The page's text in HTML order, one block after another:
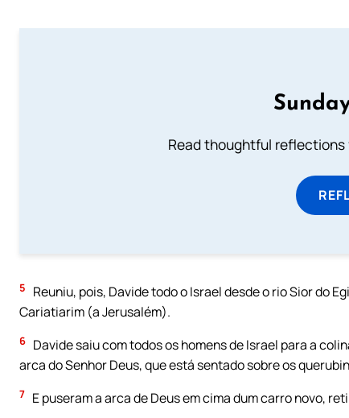
Read thoughtful reflections
5
Reuniu, pois, Davide todo o Israel desde o rio Sior do
Cariatiarim (a Jerusalém).
6 Davide saiu com todos os homens de Israel para a
arca do Senhor Deus, que está sentado sobre os
7 E puseram a arca de Deus em cima dum carro novo,